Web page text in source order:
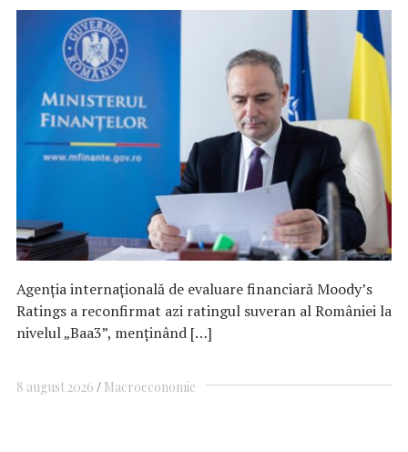
Agenția internațională de evaluare financiară Moody’s
Ratings a reconfirmat azi ratingul suveran al României la
nivelul „Baa3”, menținând […]
8 august 2026 Macroeconomie